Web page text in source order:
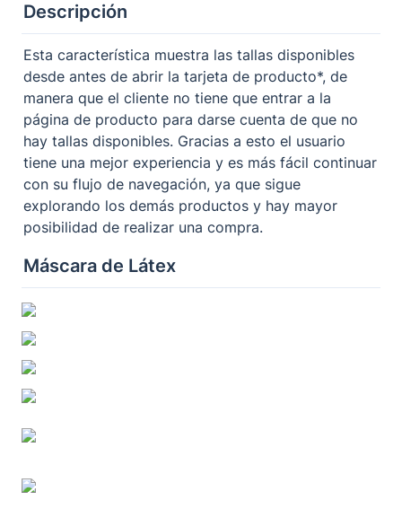
Descripción
Esta característica muestra las tallas disponibles
desde antes de abrir la tarjeta de producto*, de
manera que el cliente no tiene que entrar a la
página de producto para darse cuenta de que no
hay tallas disponibles. Gracias a esto el usuario
tiene una mejor experiencia y es más fácil continuar
con su flujo de navegación, ya que sigue
explorando los demás productos y hay mayor
posibilidad de realizar una compra.
Máscara de Látex